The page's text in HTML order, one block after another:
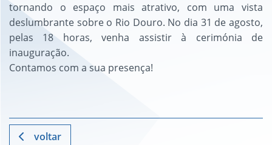
tornando o espaço mais atrativo, com uma vista
deslumbrante sobre o Rio Douro. No dia 31 de agosto,
pelas 18 horas, venha assistir à cerimónia de
inauguração.
Contamos com a sua presença!
voltar